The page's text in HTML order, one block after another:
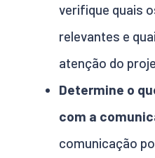
verifique quais
relevantes e
atenção do
Determine o
com a
comunicação